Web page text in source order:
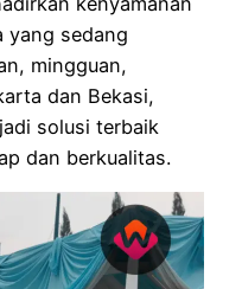
yang sedang
mingguan,
dan Bekasi,
solusi terbaik
dan berkualitas.